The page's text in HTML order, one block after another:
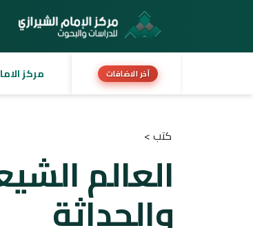
آخر الاضافات مركز
كتب >
العالم
والحداثة